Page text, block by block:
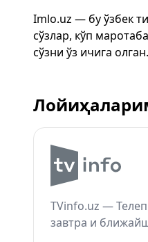
Imlo.uz — бу ўзбек
сўзлар, кўп
сўзни ўз ичига олган.
TVinfo.uz —
завтра и